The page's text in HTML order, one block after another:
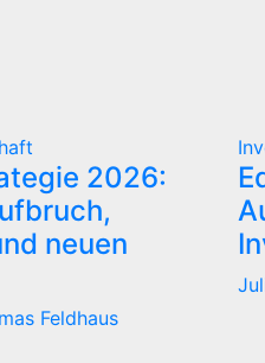
2026:
neuen
Feldhaus